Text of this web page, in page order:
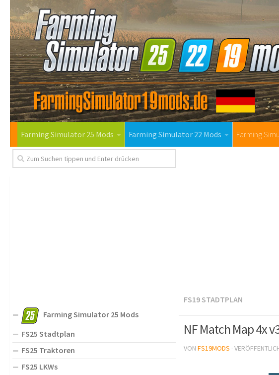
Farming Simulator 25 Mods Farming Simulator 22 Mods Farming
FS19 STADTPLAN
NF Match Map 4x
VON FS19MODS ·
Farming Simulator 25 Mods
FS25 Stadtplan
FS25 Traktoren
FS25 LKWs